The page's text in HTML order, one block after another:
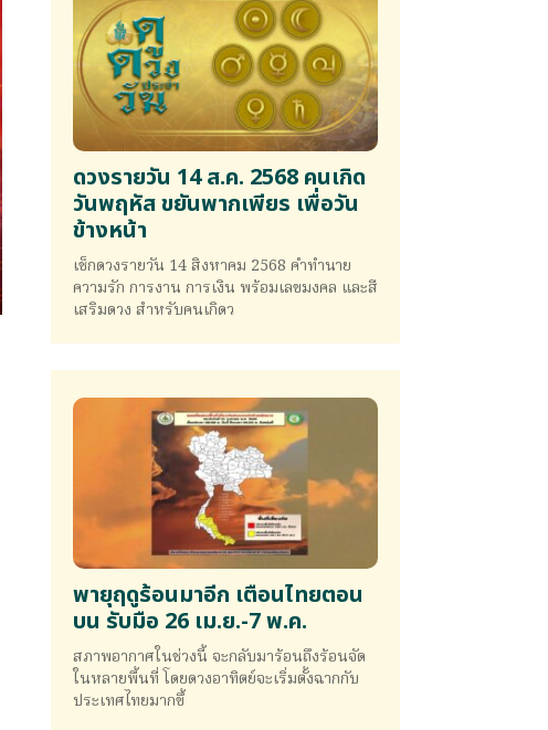
ดวงรายวัน 14 ส.ค. 2568 คนเกิด
วันพฤหัส ขยันพากเพียร เพื่อวัน
ข้างหน้า
เช็กดวงรายวัน 14 สิงหาคม 2568 คำทำนาย
ความรัก การงาน การเงิน พร้อมเลขมงคล และสี
เสริมดวง สำหรับคนเกิดว
พายุฤดูร้อนมาอีก เตือนไทยตอน
บน รับมือ 26 เม.ย.-7 พ.ค.
สภาพอากาศในช่วงนี้ จะกลับมาร้อนถึงร้อนจัด
ในหลายพื้นที่ โดยดวงอาทิตย์จะเริ่มตั้งฉากกับ
ประเทศไทยมากขึ้